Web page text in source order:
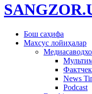
Бош саҳифа
Махсус лойиҳалар
Фактчек
News
Podcast